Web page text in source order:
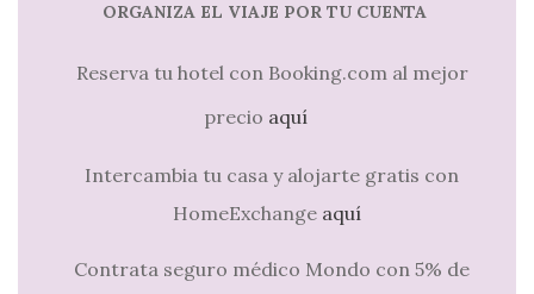
ORGANIZA EL VIAJE POR TU CUENTA
Reserva tu hotel con Booking.com al mejor
precio aquí
Intercambia tu casa y alojarte gratis con
HomeExchange aquí
Contrata seguro médico Mondo con 5% de